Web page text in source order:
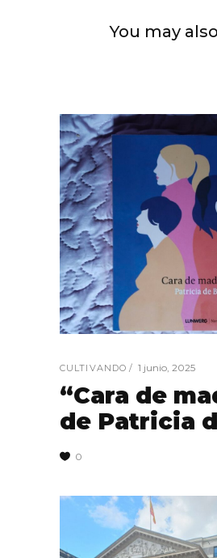
You may
CULTIVANDO 1 junio, 2025
“Cara de
de Patricia
0